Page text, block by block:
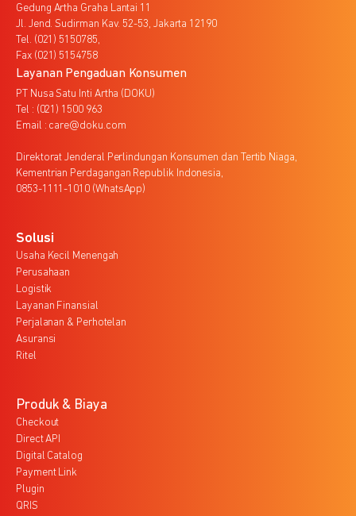
Gedung Artha Graha Lantai 11
Jl. Jend. Sudirman Kav. 52-53, Jakarta 12190
Tel. (021) 5150785,
Fax (021) 5154758
Layanan Pengaduan Konsumen
PT Nusa Satu Inti Artha (DOKU)
Tel : (021) 1500 963
Email : care@doku.com
Direktorat Jenderal Perlindungan Konsumen dan Tertib Niaga,
Kementrian Perdagangan Republik Indonesia,
0853-1111-1010 (WhatsApp)
Solusi
Usaha Kecil Menengah
Perusahaan
Logistik
Layanan Finansial
Perjalanan & Perhotelan
Asuransi
Ritel
Produk & Biaya
Checkout
Direct API
Digital Catalog
Payment Link
Plugin
QRIS